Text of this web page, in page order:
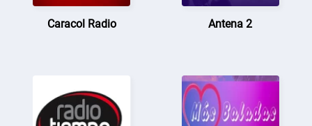
Caracol Radio Antena 2